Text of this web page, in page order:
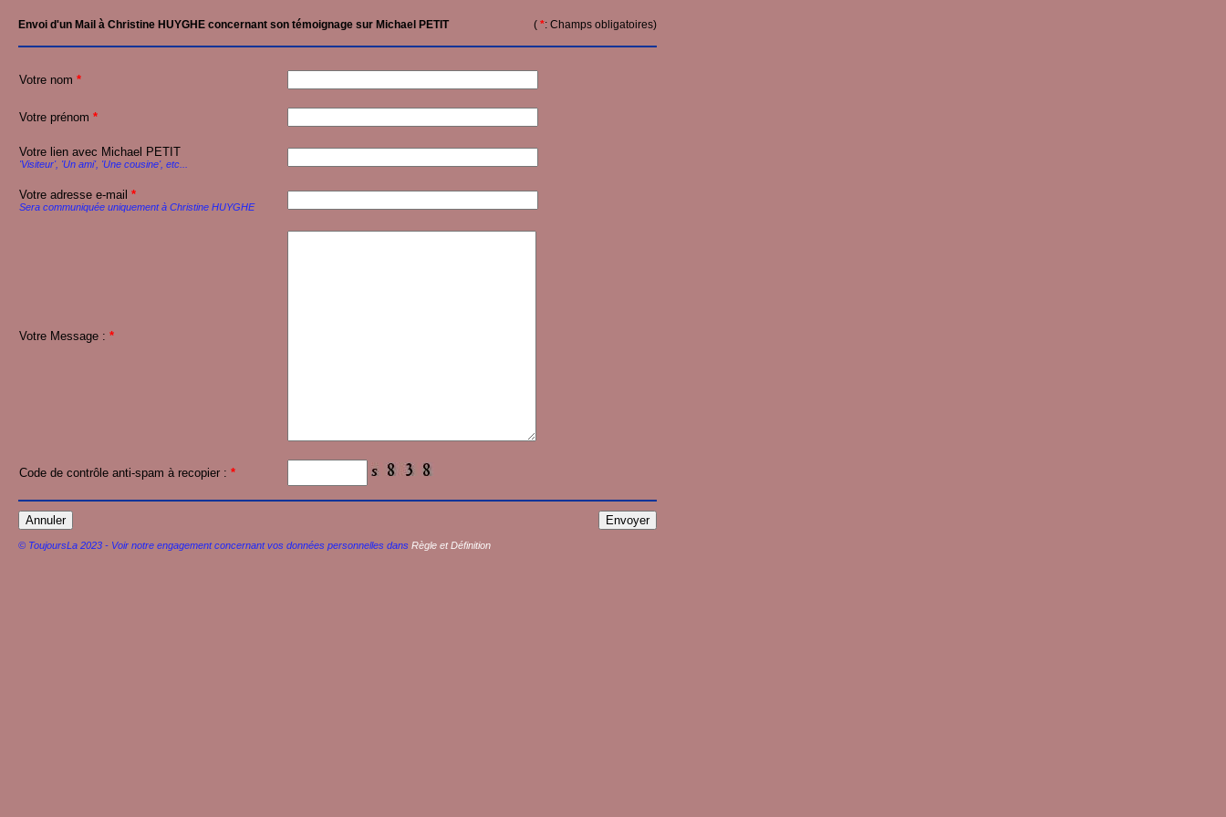
Envoi d'un Mail à Christine HUYGHE concernant son témoignage sur Michael PETIT ( *: Champs obligatoires)
Votre nom *
Votre prénom *
Votre lien avec Michael PETIT
'Visiteur', 'Un ami', 'Une cousine', etc...
Votre adresse e-mail *
Sera communiquée uniquement à Christine HUYGHE
Votre Message : *
Code de contrôle anti-spam à recopier : *
© ToujoursLa 2023 - Voir notre engagement concernant vos données personnelles dans Règle et Définition